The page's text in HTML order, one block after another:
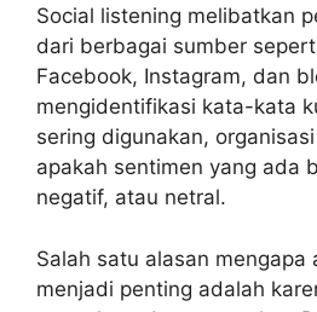
Social listening melibatkan
dari berbagai sumber
Facebook, Instagram, dan
mengidentifikasi kata-kata
sering digunakan,
apakah sentimen yang ada
negatif, atau netral.
Salah satu alasan mengapa
menjadi penting adalah